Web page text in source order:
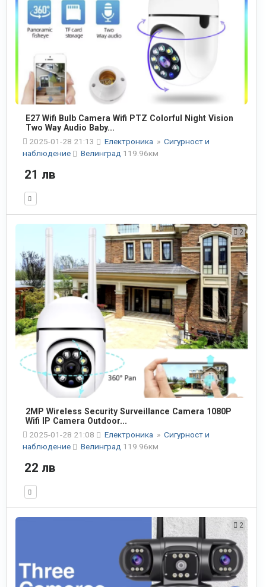
E27 Wifi Bulb Camera Wifi PTZ Colorful Night Vision
Two Way Audio Baby...
2025-01-28 21:13
Електроника » Сигурност и
наблюдение
Велинград 119.96км
21 лв
2
2MP Wireless Security Surveillance Camera 1080P
Wifi IP Camera Outdoor...
2025-01-28 21:08
Електроника » Сигурност и
наблюдение
Велинград 119.96км
22 лв
2